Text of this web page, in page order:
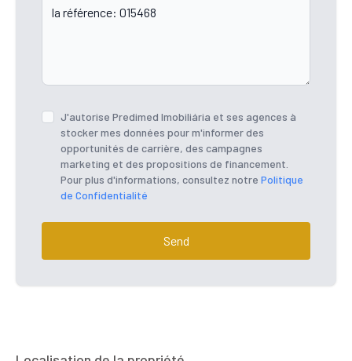
J'autorise Predimed Imobiliária et ses agences à
stocker mes données pour m'informer des
opportunités de carrière, des campagnes
marketing et des propositions de financement.
Pour plus d'informations, consultez notre Politique
de Confidentialité
Send